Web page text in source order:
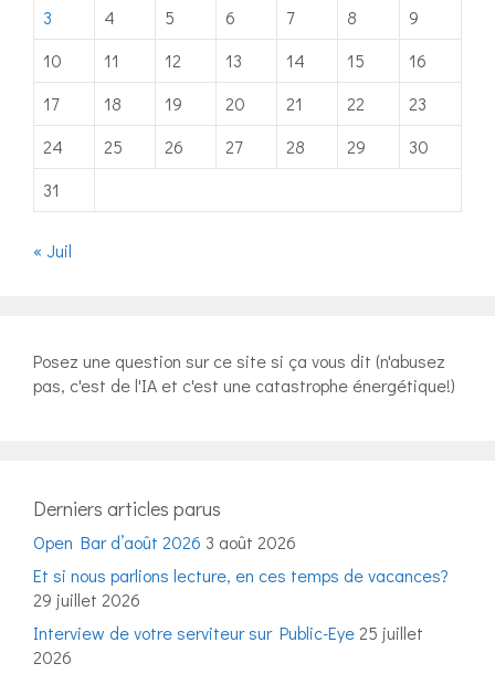
3
4 5 6 7 8
9
10
11 12 13 14 15
16
17
18 19 20 21 22
23
24
25 26 27 28 29
30
31
« Juil
Posez une question sur ce site si ça vous dit (n'abusez
pas, c'est de l'IA et c'est une catastrophe énergétique!)
Derniers articles parus
Open Bar d’août 2026 3 août 2026
Et si nous parlions lecture, en ces temps de vacances?
29 juillet 2026
Interview de votre serviteur sur Public-Eye 25 juillet
2026